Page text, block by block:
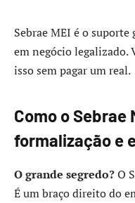
Sebrae MEI é o
em negócio legalizado.
isso sem pagar um real.
Como o Sebrae
formalização e
O grande segredo?O
É um braço direito do